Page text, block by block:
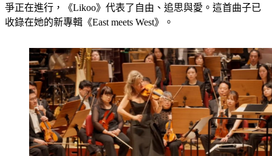
爭正在進行，《Likoo》代表了自由、追思與愛。這首曲子已
收錄在她的新專輯《East meets West》。